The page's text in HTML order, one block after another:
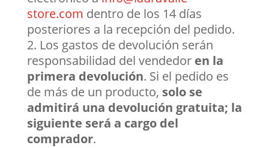
store.com dentro de los 14 días
posteriores a la recepción del pedido.
Los gastos de devolución serán
responsabilidad del vendedor en la
primera devolución. Si el pedido es
de más de un producto, solo se
admitirá una devolución gratuita; la
siguiente será a cargo del
comprador.